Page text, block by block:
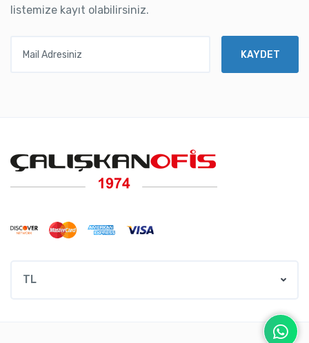
listemize kayıt olabilirsiniz.
KAYDET
TL